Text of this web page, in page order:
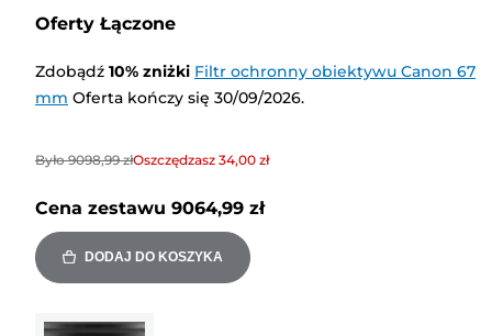
Oferty Łączone
Zdobądź 10% zniżki Filtr ochronny obiektywu Canon 67
mm Oferta kończy się 30/09/2026.
Było9098,99 złOszczędzasz 34,00 zł
Cena zestawu 9064,99 zł
DODAJ DO KOSZYKA